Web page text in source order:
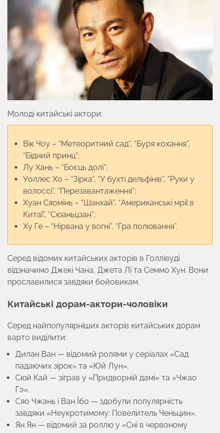
Молоді китайські актори:
Вік Чоу – “Метеоритний сад”, “Буря кохання”,
“Бідний принц”;
Лу Хань – “Боєць долі”;
Уоллес Хо – “Зірка”, “У бухті дельфінів”, “Руки у
волоссі”, “Перезавантаження”;
Хуан Сяомінь – “Шанхай”, “Американські мрії в
Китаї”, “Сюаньцзан”;
Ху Ге – “Нірвана у вогні”, “Гра полювання”.
Серед відомих китайських акторів в Голлівуді
відзначимо Джекі Чана, Джета Лі та Семмо Хун. Вони
прославилися завдяки бойовикам.
Китайські дорам-актори-чоловіки
Серед найпопулярніших акторів китайських дорам
варто виділити:
Дилан Ван — відомий ролями у серіалах «Сад
падаючих зірок» та «Юй Лун».
Сюй Кай — зіграв у «Придворній дамі» та «Чжао
Гэ».
Сяо Чжань і Ван Їбо — здобули популярність
завдяки «Неукротимому: Повелитель Ченьцин».
Ян Ян — відомий за роллю у «Сні в червоному